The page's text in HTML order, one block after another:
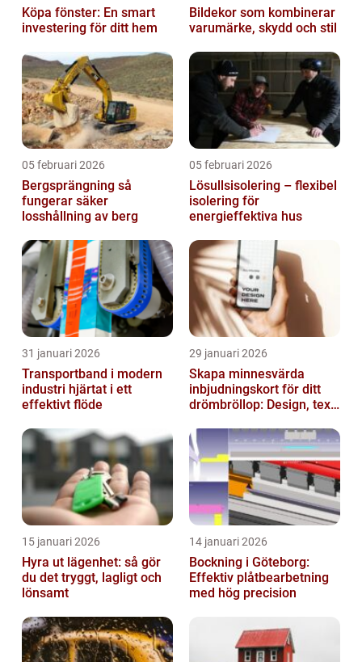
Köpa fönster: En smart
investering för ditt hem
Bildekor som kombinerar
varumärke, skydd och stil
05 februari 2026
Bergsprängning så
fungerar säker
losshållning av berg
05 februari 2026
Lösullsisolering – flexibel
isolering för
energieffektiva hus
31 januari 2026
Transportband i modern
industri hjärtat i ett
effektivt flöde
29 januari 2026
Skapa minnesvärda
inbjudningskort för ditt
drömbröllop: Design, text
15 januari 2026
Hyra ut lägenhet: så gör
du det tryggt, lagligt och
lönsamt
14 januari 2026
Bockning i Göteborg:
Effektiv plåtbearbetning
med hög precision